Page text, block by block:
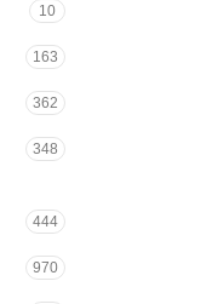
10
163
362
348
444
970